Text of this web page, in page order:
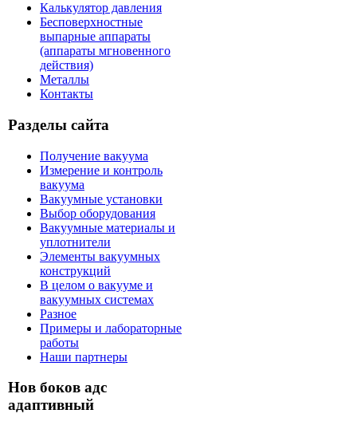
Калькулятор давления
Бесповерхностные
выпарные аппараты
(аппараты мгновенного
действия)
Металлы
Контакты
Разделы сайта
Получение вакуума
Измерение и контроль
вакуума
Вакуумные установки
Выбор оборудования
Вакуумные материалы и
уплотнители
Элементы вакуумных
конструкций
В целом о вакууме и
вакуумных системах
Разное
Примеры и лабораторные
работы
Наши партнеры
Нов боков адс
адаптивный